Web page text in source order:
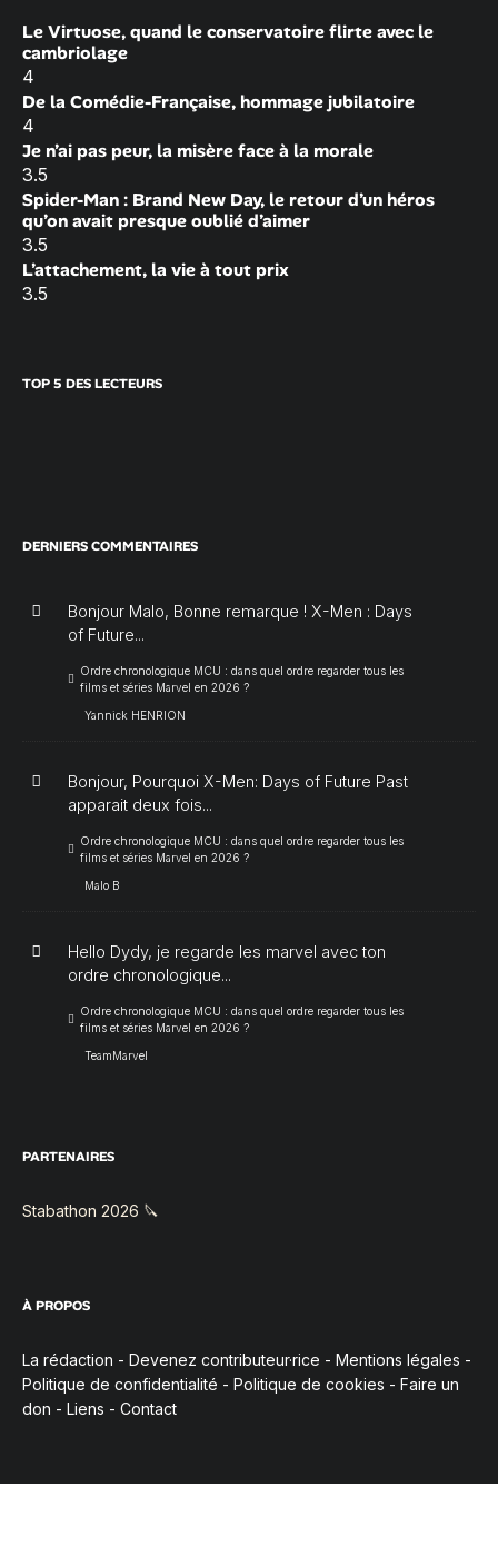
Le Virtuose, quand le conservatoire flirte avec le
cambriolage
4
De la Comédie-Française, hommage jubilatoire
4
Je n’ai pas peur, la misère face à la morale
3.5
Spider-Man : Brand New Day, le retour d’un héros
qu’on avait presque oublié d’aimer
3.5
L’attachement, la vie à tout prix
3.5
TOP 5 DES LECTEURS
DERNIERS COMMENTAIRES
Bonjour Malo, Bonne remarque ! X-Men : Days
of Future...
Ordre chronologique MCU : dans quel ordre regarder tous les
films et séries Marvel en 2026 ?
Yannick HENRION
Bonjour, Pourquoi X-Men: Days of Future Past
apparait deux fois...
Ordre chronologique MCU : dans quel ordre regarder tous les
films et séries Marvel en 2026 ?
Malo B
Hello Dydy, je regarde les marvel avec ton
ordre chronologique...
Ordre chronologique MCU : dans quel ordre regarder tous les
films et séries Marvel en 2026 ?
TeamMarvel
PARTENAIRES
Stabathon 2026 🔪
À PROPOS
La rédaction - Devenez contributeur·rice - Mentions légales -
Politique de confidentialité - Politique de cookies - Faire un
don - Liens - Contact